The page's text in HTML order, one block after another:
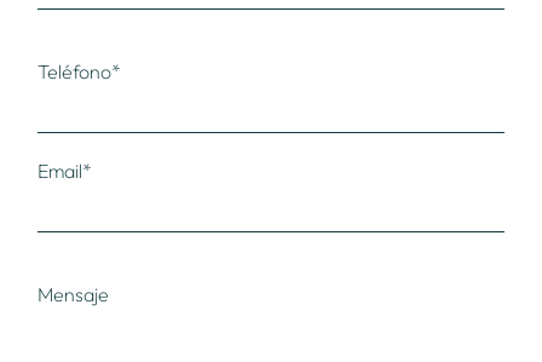
Teléfono*
Email*
Mensaje